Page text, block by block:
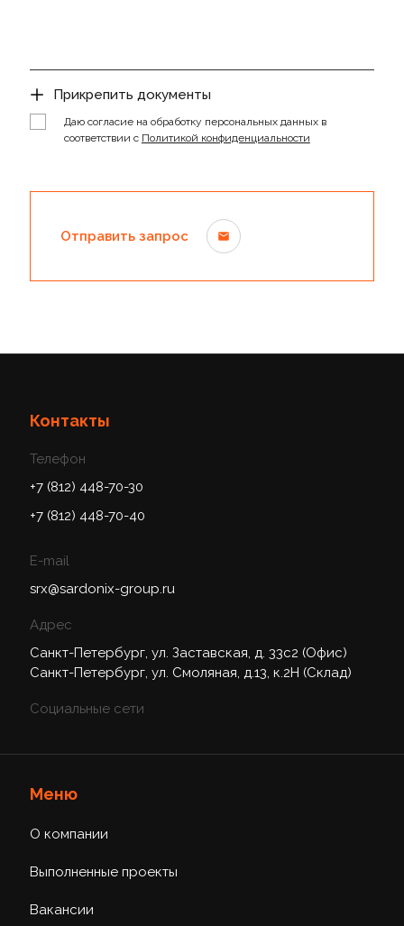
Прикрепить документы
Даю согласие на обработку персональных данных в
соответствии с Политикой конфиденциальности
Отправить запрос
Контакты
Телефон
+7 (812) 448-70-30
+7 (812) 448-70-40
E-mail
srx@sardonix-group.ru
Адрес
Санкт-Петербург, ул. Заставская, д. 33с2 (Офис)
Санкт-Петербург, ул. Смоляная, д.13, к.2Н (Склад)
Социальные сети
Меню
О компании
Выполненные проекты
Вакансии